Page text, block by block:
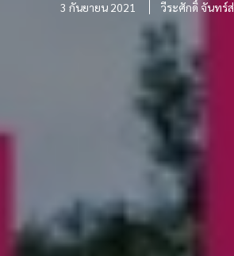
3 กันยายน 2021 วีระศักดิ์ จันทร์ส่